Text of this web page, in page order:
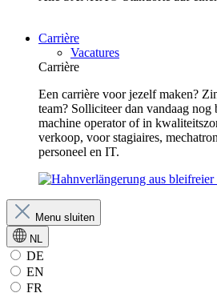
Carrière
Vacatures
Carrière
Een carrière voor jezelf maken?
team? Solliciteer dan vandaag nog
machine operator of in
verkoop, voor stagiaires,
personeel en IT.
Menu sluiten
NL
DE
EN
FR